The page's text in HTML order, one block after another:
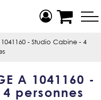
1041160 - Studio Cabine - 4
A 1041160 -
personnes